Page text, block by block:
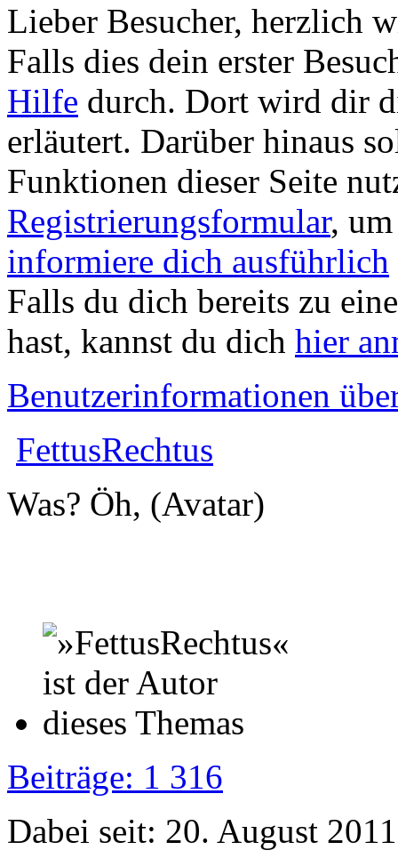
Lieber Besucher, herzlich
Falls dies dein erster
Hilfe durch. Dort wird dir
erläutert. Darüber hinaus
Funktionen dieser Seite
Registrierungsformular,
informiere dich ausführlich
Falls du dich bereits zu
hast, kannst du dich hier
Benutzerinformationen
FettusRechtus
Was? Öh, (Avatar)
Beiträge: 1 316
Dabei seit: 20. August 2011